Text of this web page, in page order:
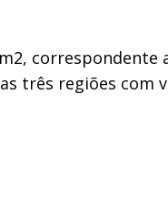
correspondente
três regiões com